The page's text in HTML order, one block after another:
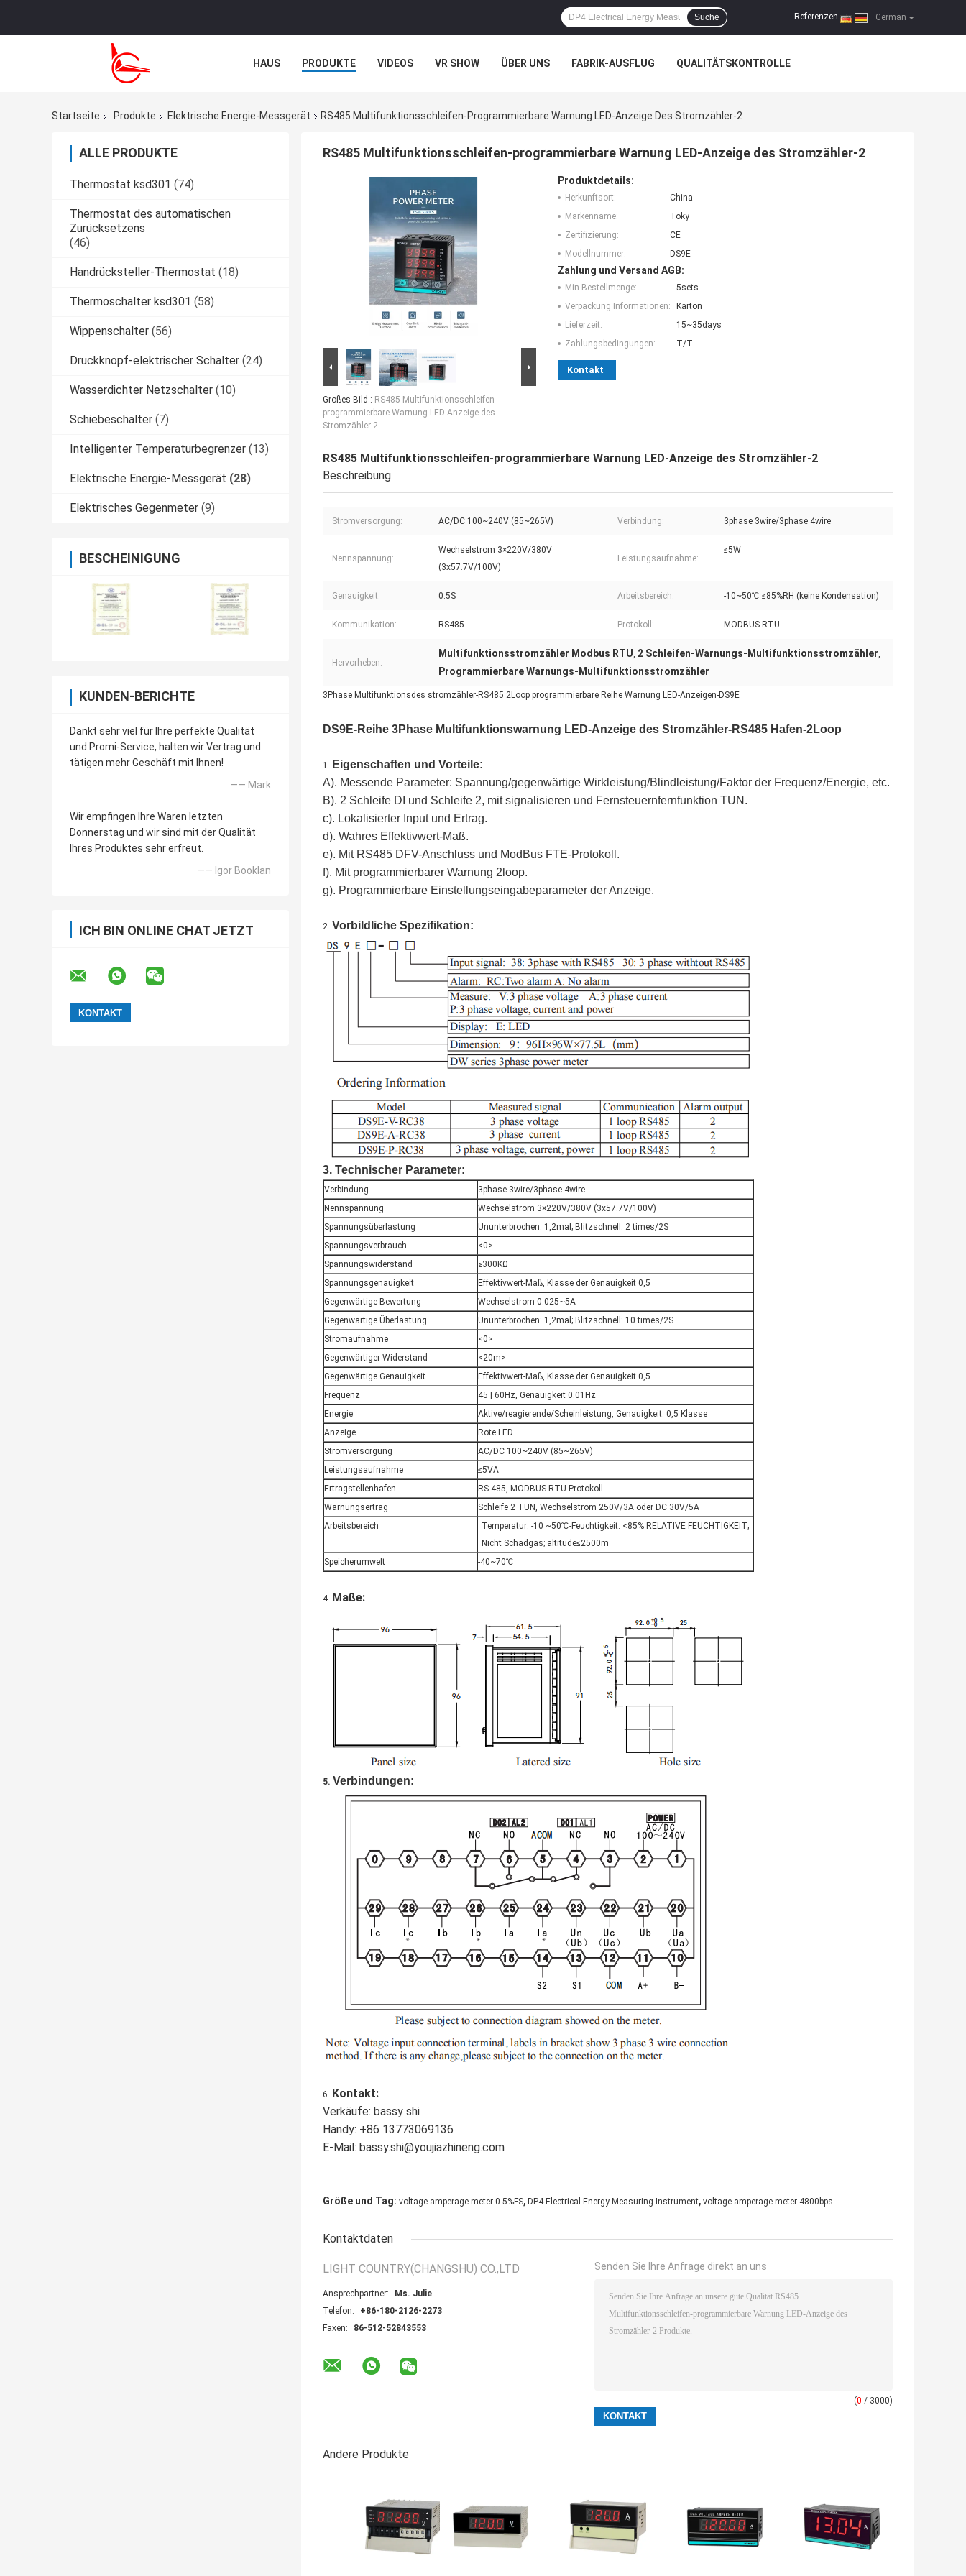
German
Referenzen |
Suche
HAUS PRODUKTE VIDEOS VR SHOW ÜBER UNS FABRIK-AUSFLUG QUALITÄTSKONTROLLE
Startseite
Produkte Elektrische Energie-Messgerät RS485 Multifunktionsschleifen-Programmierbare Warnung LED-Anzeige Des Stromzähler-2
ALLE PRODUKTE
Thermostat ksd301 (74)
Thermostat des automatischen
Zurücksetzens
(46)
Handrücksteller-Thermostat (18)
Thermoschalter ksd301 (58)
Wippenschalter (56)
Druckknopf-elektrischer Schalter (24)
Wasserdichter Netzschalter (10)
Schiebeschalter (7)
Intelligenter Temperaturbegrenzer (13)
Elektrische Energie-Messgerät (28)
Elektrisches Gegenmeter (9)
BESCHEINIGUNG
KUNDEN-BERICHTE
Dankt sehr viel für Ihre perfekte Qualität
und Promi-Service, halten wir Vertrag und
tätigen mehr Geschäft mit Ihnen!
—— Mark
Wir empfingen Ihre Waren letzten
Donnerstag und wir sind mit der Qualität
Ihres Produktes sehr erfreut.
—— Igor Booklan
ICH BIN ONLINE CHAT JETZT
RS485 Multifunktionsschleifen-programmierbare Warnung LED-Anzeige des Stromzähler-2
Großes Bild : RS485 Multifunktionsschleifen-
programmierbare Warnung LED-Anzeige des
Stromzähler-2
Produktdetails:
Herkunftsort:
China
Markenname:
Toky
Zertifizierung:
CE
Modellnummer:
DS9E
Zahlung und Versand AGB:
Min Bestellmenge:
5sets
Verpackung Informationen:
Karton
Lieferzeit:
15~35days
Zahlungsbedingungen:
T/T
Kontakt
RS485 Multifunktionsschleifen-programmierbare Warnung LED-Anzeige des Stromzähler-2
Beschreibung
Stromversorgung: AC/DC 100~240V (85~265V) Verbindung: 3phase 3wire/3phase 4wire
Nennspannung:
Wechselstrom 3×220V/380V
(3x57.7V/100V)
Leistungsaufnahme:
≤5W
Genauigkeit: 0.5S Arbeitsbereich: -10~50℃ ≤85%RH (keine Kondensation)
Kommunikation: RS485 Protokoll: MODBUS RTU
Hervorheben:
Multifunktionsstromzähler Modbus RTU, 2 Schleifen-Warnungs-Multifunktionsstromzähler,
Programmierbare Warnungs-Multifunktionsstromzähler
3Phase Multifunktionsdes stromzähler-RS485 2Loop programmierbare Reihe Warnung LED-Anzeigen-DS9E
DS9E-Reihe 3Phase Multifunktionswarnung LED-Anzeige des Stromzähler-RS485 Hafen-2Loop
1. Eigenschaften und Vorteile:
A). Messende Parameter: Spannung/gegenwärtige Wirkleistung/Blindleistung/Faktor der Frequenz/Energie, etc.
B). 2 Schleife DI und Schleife 2, mit signalisieren und Fernsteuernfernfunktion TUN.
c). Lokalisierter Input und Ertrag.
d). Wahres Effektivwert-Maß.
e). Mit RS485 DFV-Anschluss und ModBus FTE-Protokoll.
f). Mit programmierbarer Warnung 2loop.
g). Programmierbare Einstellungseingabeparameter der Anzeige.
2. Vorbildliche Spezifikation:
3. Technischer Parameter:
Verbindung
3phase 3wire/3phase 4wire
Nennspannung
Wechselstrom 3×220V/380V (3x57.7V/100V)
Spannungsüberlastung
Ununterbrochen: 1,2mal; Blitzschnell: 2 times/2S
Spannungsverbrauch
<0>
Spannungswiderstand
≥300KΩ
Spannungsgenauigkeit
Effektivwert-Maß, Klasse der Genauigkeit 0,5
Gegenwärtige Bewertung
Wechselstrom 0.025~5A
Gegenwärtige Überlastung
Ununterbrochen: 1,2mal; Blitzschnell: 10 times/2S
Stromaufnahme
<0>
Gegenwärtiger Widerstand
<20m>
Gegenwärtige Genauigkeit
Effektivwert-Maß, Klasse der Genauigkeit 0,5
Frequenz
45 | 60Hz, Genauigkeit 0.01Hz
Energie
Aktive/reagierende/Scheinleistung, Genauigkeit: 0,5 Klasse
Anzeige
Rote LED
Stromversorgung
AC/DC 100~240V (85~265V)
Leistungsaufnahme
≤5VA
Ertragstellenhafen
RS-485, MODBUS-RTU Protokoll
Warnungsertrag
Schleife 2 TUN, Wechselstrom 250V/3A oder DC 30V/5A
Arbeitsbereich
Temperatur: -10 ~50℃-Feuchtigkeit: <85% RELATIVE FEUCHTIGKEIT;
Nicht Schadgas; altitude≤2500m
Speicherumwelt
-40~70℃
4. Maße:
5. Verbindungen:
6. Kontakt:
Verkäufe: bassy shi
Handy: +86 13773069136
E-Mail: bassy.shi@youjiazhineng.com
Größe und Tag: voltage amperage meter 0.5%FS, DP4 Electrical Energy Measuring Instrument, voltage amperage meter 4800bps
Kontaktdaten
LIGHT COUNTRY(CHANGSHU) CO.,LTD
Ansprechpartner:
Ms. Julie
Telefon:
+86-180-2126-2273
Faxen:
86-512-52843553
Senden Sie Ihre Anfrage direkt an uns
(0 / 3000)
Andere Produkte